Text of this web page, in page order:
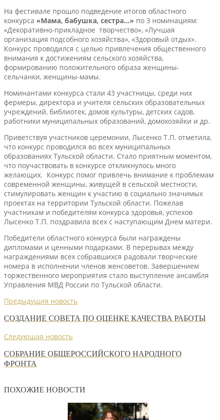
На фестивале прошло подведение итогов областного
конкурса «Мама, бабушка, сестра…» по 3 номинациям:
«Декоративно-прикладное творчество», «Лучшая
организация подсобного хозяйства», «Здоровый отдых».
Конкурс проводился с целью привлечения общественного
внимания к достижениям сельского хозяйства,
формированию положительного образа женщины-
сельчанки, женщины-мамы.
Номинантами конкурса стали 43 участницы, среди них
фермеры, директора и учителя сельских образовательных
учреждений, библиотек, домов культуры, детских садов,
работники муниципальных образований, домохозяйки и др.
Приветствуя участников церемонии, Лысенко Т.П. отметила,
что конкурс проводился во всех муниципальных
образованиях Тульской области. Стало приятным моментом,
что поучаствовать в конкурсе откликнулось много
желающих. Конкурс помог привлечь внимание к проблемам
современной женщины, живущей в сельской местности,
стимулировать женщин к участию в социально значимых
проектах на территории Тульской области. Пожелав
участникам и победителям конкурса здоровья, успехов
Лысенко Т.П. поздравила всех с наступающим Днем матери.
Победители областного конкурса были награждены
дипломами и ценными подарками. В перерывах между
награждениями всех собравшихся радовали творческие
номера в исполнении членов женсоветов. Завершением
торжественного мероприятия стало выступление ансамбля
Управления МВД России по Тульской области.
Предыдущия новость
СОЗДАНИЕ СОВЕТА ПО ОЦЕНКЕ КАЧЕСТВА РАБОТЫ
Следующая новость
СОБРАНИЕ ОБЩЕРОССИЙСКОГО НАРОДНОГО
ФРОНТА
ПОХОЖИЕ НОВОСТИ